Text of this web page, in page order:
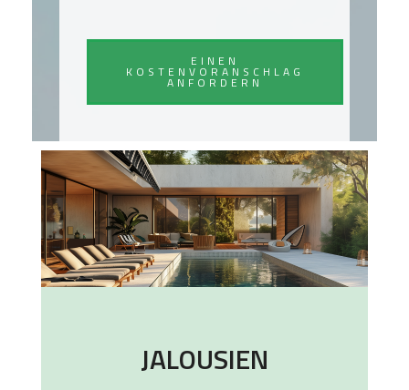
EINEN
KOSTENVORANSCHLAG
ANFORDERN
JALOUSIEN